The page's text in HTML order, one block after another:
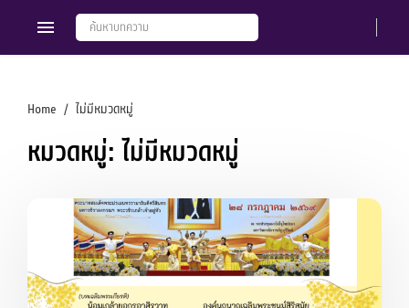
Home ไม่มีหมวดหมู่
หมวดหมู่: ไม่มีหมวดหมู่
Members Groups